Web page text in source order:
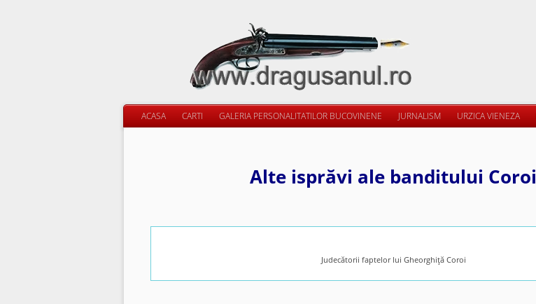
ACASA CARTI GALERIA PERSONALITATILOR BUCOVINENE JURNALISM URZICA VIENEZA
Alte isprăvi ale banditului Coroi
Judecătorii faptelor lui Gheorghiţă Coroi